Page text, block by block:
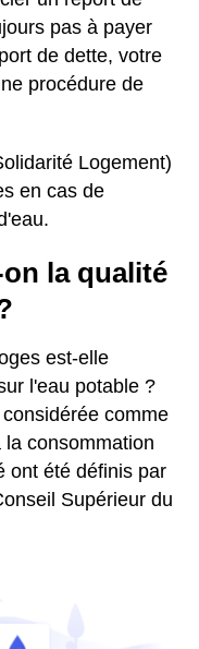
pas à payer
de dette, votre
procédure de
Logement)
en cas de
la qualité
est-elle
l'eau potable ?
comme
consommation
ont été définis par
Supérieur du